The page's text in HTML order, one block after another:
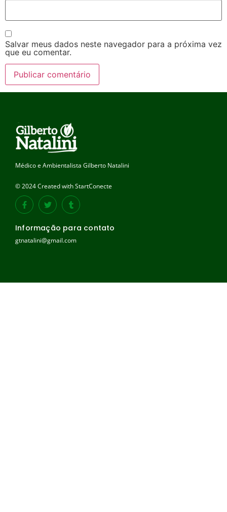
Salvar meus dados neste navegador para a próxima vez
que eu comentar.
Médico e Ambientalista Gilberto Natalini
© 2024 Created with StartConecte
Informação para contato
gtnatalini@gmail.com